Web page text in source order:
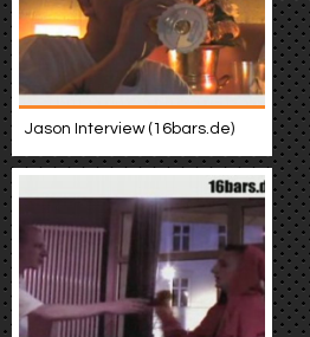
Jason Interview (16bars.de)